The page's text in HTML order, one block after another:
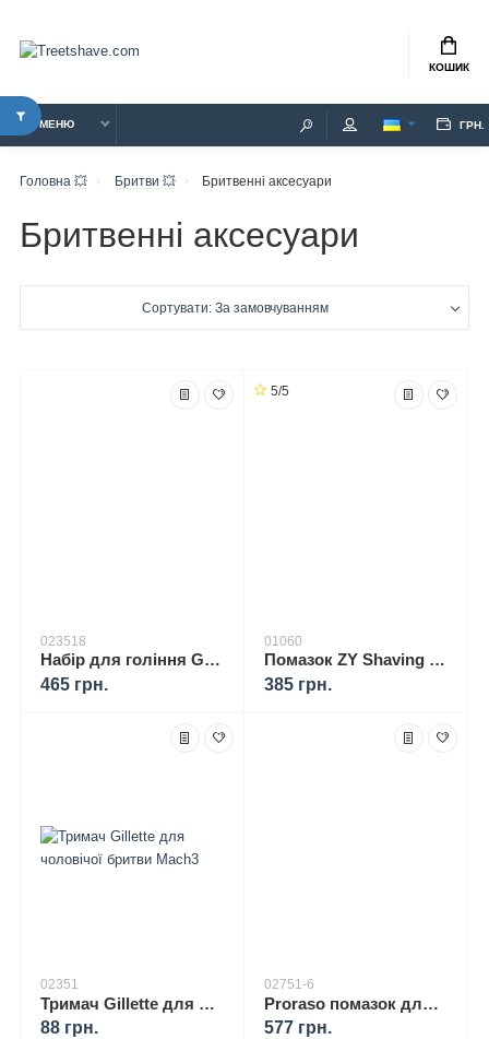
КОШИК
МЕНЮ ГРН.
Головна 💥 Бритви 💥 Бритвенні аксесуари
Бритвенні аксесуари
Сортувати: За замовчуванням
023518
Набір для гоління Gillette Mach3 (станок + касети 4 шт. + підставка)
465 грн.
5/5
01060
Помазок ZY Shaving для гоління з дерева Schima з ворсом Борсука 01060
385 грн.
02351
Тримач Gillette для чоловічої бритви Mach3
88 грн.
02751-6
Proraso помазок для гоління + Proraso тонізуюча піна для гоління 400 мл
577 грн.